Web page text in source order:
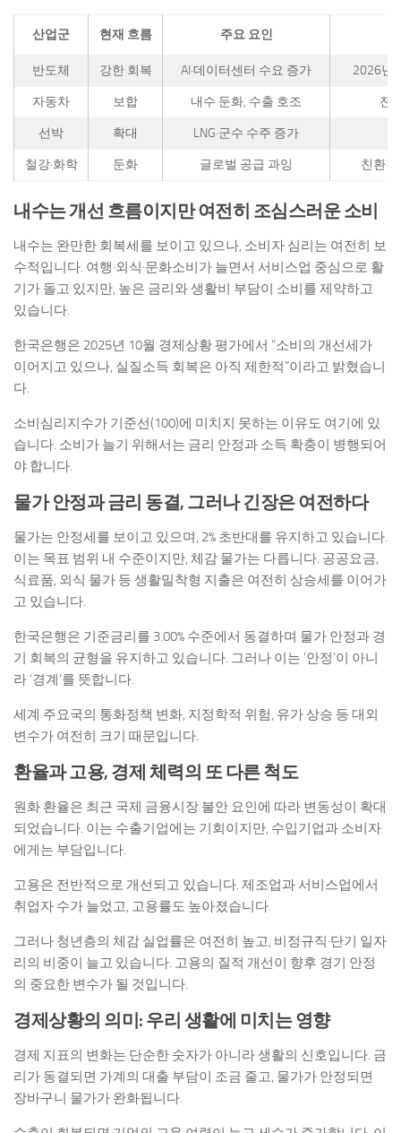
산업군 현재 흐름 주요 요인
반도체 강한 회복 AI·데이터센터 수요 증가 2026년
자동차 보합 내수 둔화, 수출 호조 전
선박 확대 LNG·군수 수주 증가
철강·화학 둔화 글로벌 공급 과잉 친환
내수는 개선 흐름이지만 여전히 조심스러운 소비
내수는 완만한 회복세를 보이고 있으나, 소비자 심리는 여전히 보
수적입니다. 여행·외식·문화소비가 늘면서 서비스업 중심으로 활
기가 돌고 있지만, 높은 금리와 생활비 부담이 소비를 제약하고
있습니다.
한국은행은 2025년 10월 경제상황 평가에서 “소비의 개선세가
이어지고 있으나, 실질소득 회복은 아직 제한적”이라고 밝혔습니
다.
소비심리지수가 기준선(100)에 미치지 못하는 이유도 여기에 있
습니다. 소비가 늘기 위해서는 금리 안정과 소득 확충이 병행되어
야 합니다.
물가 안정과 금리 동결, 그러나 긴장은 여전하다
물가는 안정세를 보이고 있으며, 2% 초반대를 유지하고 있습니다.
이는 목표 범위 내 수준이지만, 체감 물가는 다릅니다. 공공요금,
식료품, 외식 물가 등 생활밀착형 지출은 여전히 상승세를 이어가
고 있습니다.
한국은행은 기준금리를 3.00% 수준에서 동결하며 물가 안정과 경
기 회복의 균형을 유지하고 있습니다. 그러나 이는 ‘안정’이 아니
라 ‘경계’를 뜻합니다.
세계 주요국의 통화정책 변화, 지정학적 위험, 유가 상승 등 대외
변수가 여전히 크기 때문입니다.
환율과 고용, 경제 체력의 또 다른 척도
원화 환율은 최근 국제 금융시장 불안 요인에 따라 변동성이 확대
되었습니다. 이는 수출기업에는 기회이지만, 수입기업과 소비자
에게는 부담입니다.
고용은 전반적으로 개선되고 있습니다. 제조업과 서비스업에서
취업자 수가 늘었고, 고용률도 높아졌습니다.
그러나 청년층의 체감 실업률은 여전히 높고, 비정규직·단기 일자
리의 비중이 늘고 있습니다. 고용의 질적 개선이 향후 경기 안정
의 중요한 변수가 될 것입니다.
경제상황의 의미: 우리 생활에 미치는 영향
경제 지표의 변화는 단순한 숫자가 아니라 생활의 신호입니다. 금
리가 동결되면 가계의 대출 부담이 조금 줄고, 물가가 안정되면
장바구니 물가가 완화됩니다.